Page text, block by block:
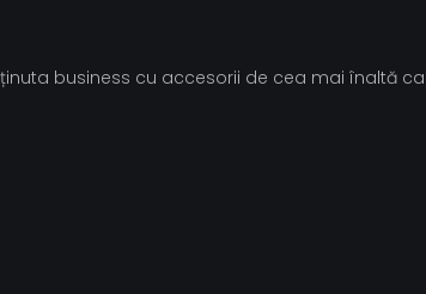
business cu accesorii de cea mai înaltă